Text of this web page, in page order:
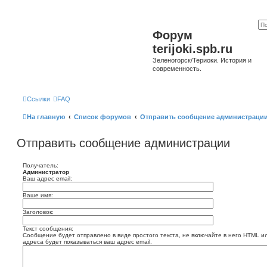
Форум
terijoki.spb.ru
Зеленогорск/Териоки. История и
современность.
Ссылки FAQ
На главную Список форумов Отправить сообщение
Отправить сообщение администрации
Получатель:
Администратор
Ваш адрес email:
Ваше имя:
Заголовок:
Текст сообщения:
Сообщение будет отправлено в виде простого текста, не включайте в него HTML
адреса будет показываться ваш адрес email.